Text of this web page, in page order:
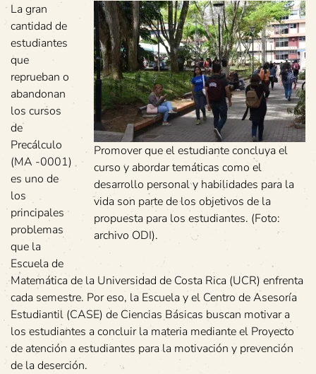
Promover que el estudiante concluya el
curso y abordar temáticas como el
desarrollo personal y habilidades para la
vida son parte de los objetivos de la
propuesta para los estudiantes. (Foto:
archivo ODI).
La gran
cantidad de
estudiantes
que
reprueban o
abandonan
los cursos
de
Precálculo
(MA -0001)
es uno de
los
principales
problemas
que la
Escuela de
Matemática de la Universidad de Costa Rica (UCR) enfrenta
cada semestre. Por eso, la Escuela y el Centro de Asesoría
Estudiantil (CASE) de Ciencias Básicas buscan motivar a
los estudiantes a concluir la materia mediante el Proyecto
de atención a estudiantes para la motivación y prevención
de la deserción.